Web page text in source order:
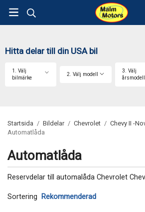
Hitta delar till din USA bil
1. Välj
bilmärke
2. Välj modell
3. Välj
årsmodell
Startsida / Bildelar / Chevrolet / Chevy II -
Automatlåda
Automatlåda
Reservdelar till automalåda Chevrolet
Sortering